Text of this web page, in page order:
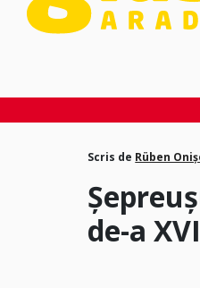
Scris de Rüben
de-a